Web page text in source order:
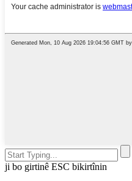
ji bo girtinê ESC bikirtînin